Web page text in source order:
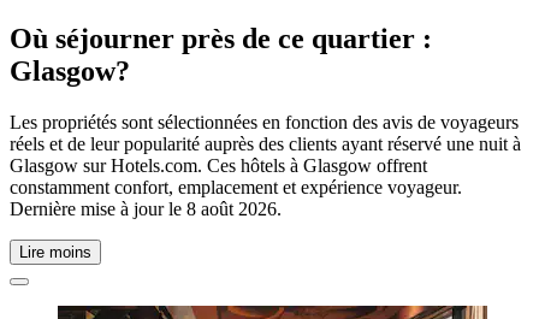
Où séjourner près de ce quartier :
Glasgow?
Les propriétés sont sélectionnées en fonction des avis de voyageurs
réels et de leur popularité auprès des clients ayant réservé une nuit à
Glasgow sur Hotels.com. Ces hôtels à Glasgow offrent
constamment confort, emplacement et expérience voyageur.
Dernière mise à jour le 8 août 2026.
Lire moins